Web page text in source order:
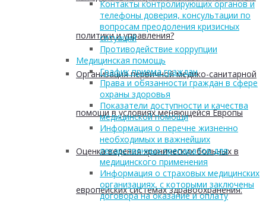
политики и управления?
Организация первичной медико-санитарной
помощи в условиях меняющейся Европы
Оценка ведения хронических больных в
европейских системах здравоохранения:
Контакты контролирующих органов и
телефоны доверия, консультации по
вопросам преодоления кризисных
ситуаций
Противодействие коррупции
Медицинская помощь
График приема граждан
Права и обязанности граждан в сфере
охраны здоровья
Показатели доступности и качества
медицинской помощи
Информация о перечне жизненно
необходимых и важнейших
лекарственных препаратов для
медицинского применения
Информация о страховых медицинских
организациях, с которыми заключены
договора на оказание и оплату